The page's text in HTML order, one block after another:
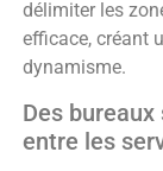
délimiter les
efficace, créant
dynamisme.
Des
entre les